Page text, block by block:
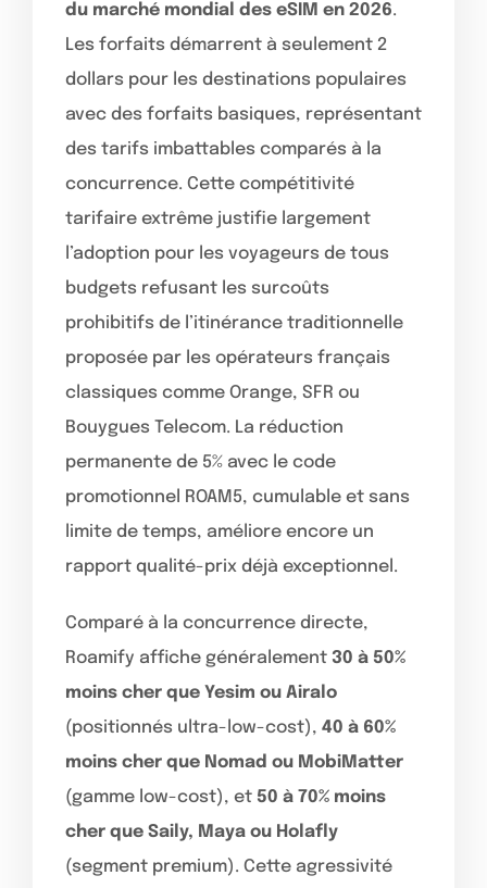
du marché mondial des eSIM en 2026.
Les forfaits démarrent à seulement 2
dollars pour les destinations populaires
avec des forfaits basiques, représentant
des tarifs imbattables comparés à la
concurrence. Cette compétitivité
tarifaire extrême justifie largement
l’adoption pour les voyageurs de tous
budgets refusant les surcoûts
prohibitifs de l’itinérance traditionnelle
proposée par les opérateurs français
classiques comme Orange, SFR ou
Bouygues Telecom. La réduction
permanente de 5% avec le code
promotionnel ROAM5, cumulable et sans
limite de temps, améliore encore un
rapport qualité-prix déjà exceptionnel.
Comparé à la concurrence directe,
Roamify affiche généralement 30 à 50%
moins cher que Yesim ou Airalo
(positionnés ultra-low-cost), 40 à 60%
moins cher que Nomad ou MobiMatter
(gamme low-cost), et 50 à 70% moins
cher que Saily, Maya ou Holafly
(segment premium). Cette agressivité